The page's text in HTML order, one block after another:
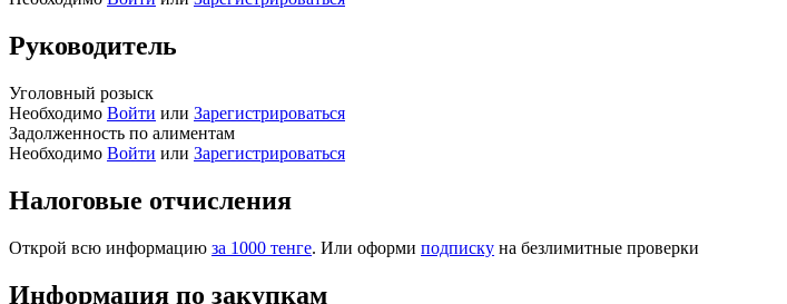
Руководитель
Уголовный розыск
Необходимо Войти или Зарегистрироваться
Задолженность по алиментам
Необходимо Войти или Зарегистрироваться
Налоговые отчисления
Открой всю информацию за 1000 тенге. Или оформи подписку на безлимитные проверки
Информация по закупкам